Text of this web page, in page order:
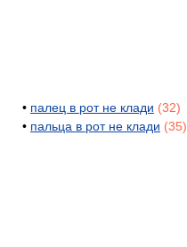
• палец в рот не клади (32)
• пальца в рот не клади (35)